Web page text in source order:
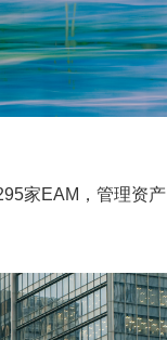
家EAM，管理资产